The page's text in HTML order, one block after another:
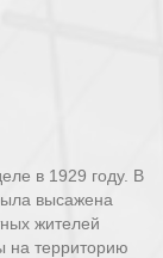
в 1929 году. В
высажена
жителей
на территорию